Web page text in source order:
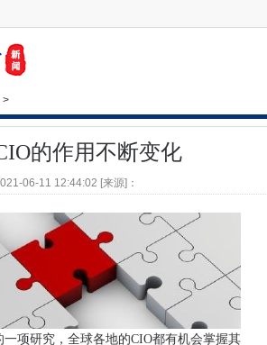
>
的作用不断变化
06-11 12:44:02 [来源]：
一项研究，全球各地的CIO都有机会掌握其